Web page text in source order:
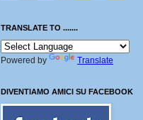
TRANSLATE TO .......
Powered by Translate
DIVENTIAMO AMICI SU FACEBOOK